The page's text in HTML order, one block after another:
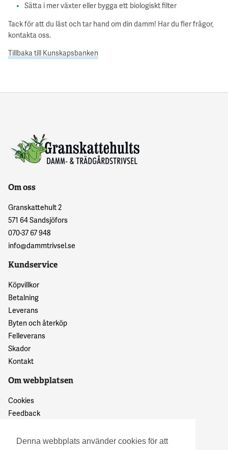
Denna webbplats använder cookies för att
Sätta i mer växter eller bygga ett biologiskt filter
Tack för att du läst och tar hand om din damm! Har du fler frågor,
kontakta oss.
Tillbaka till Kunskapsbanken
Om oss
Granskattehult 2
571 64 Sandsjöfors
070-37 67 948
info@dammtrivsel.se
Kundservice
Köpvillkor
Betalning
Leverans
Byten och återköp
Felleverans
Skador
Kontakt
Om webbplatsen
Cookies
Feedback